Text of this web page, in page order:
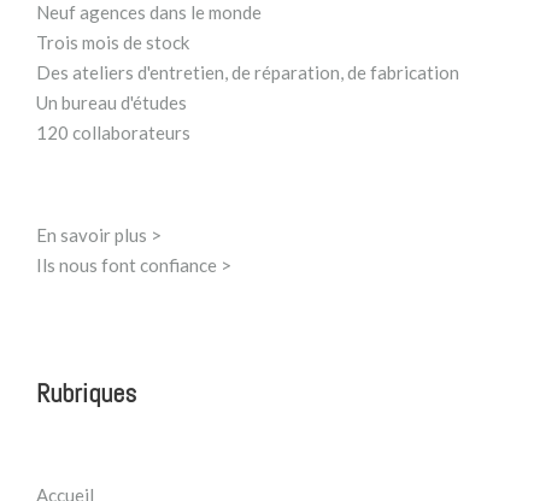
Neuf agences dans le monde
Trois mois de stock
Des ateliers d'entretien, de réparation, de fabrication
Un bureau d'études
120 collaborateurs
En savoir plus >
Ils nous font confiance >
Rubriques
Accueil